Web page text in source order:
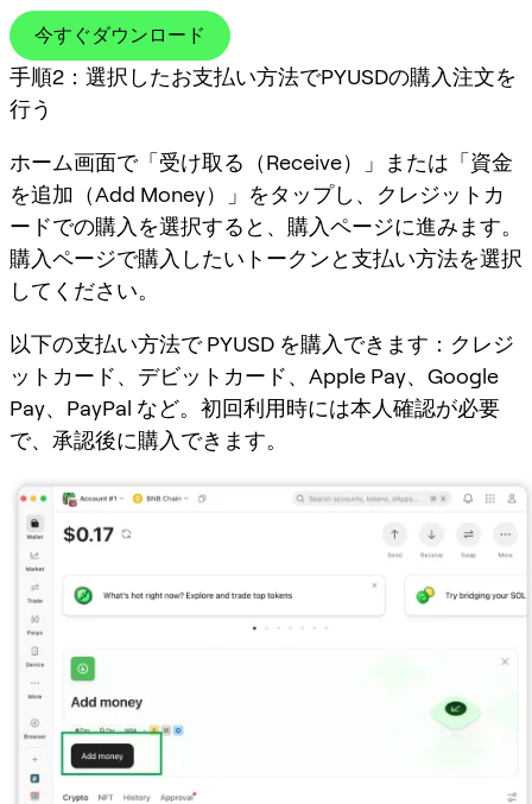
今すぐダウンロード
手順2：選択したお支払い方法でPYUSDの購入注文を
行う
ホーム画面で「受け取る（Receive）」または「資金
を追加（Add Money）」をタップし、クレジットカ
ードでの購入を選択すると、購入ページに進みます。
購入ページで購入したいトークンと支払い方法を選択
してください。
以下の支払い方法で PYUSD を購入できます：クレジ
ットカード、デビットカード、Apple Pay、Google
Pay、PayPal など。初回利用時には本人確認が必要
で、承認後に購入できます。